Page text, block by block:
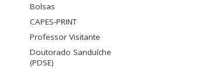
Bolsas
CAPES-PRINT
Professor Visitante
Doutorado Sanduíche
(PDSE)